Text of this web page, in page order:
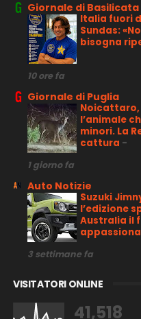
Giornale di Basilicata
Italia fuori
Sundas:
bisogna
10 ore fa
Giornale di Puglia
Noicattaro,
l’animale
minori. La
cattura -
1 giorno fa
Auto Notizie
Suzuki
l’edizione
Australia il
3 settimane fa
VISITATORI ONLINE
41,518